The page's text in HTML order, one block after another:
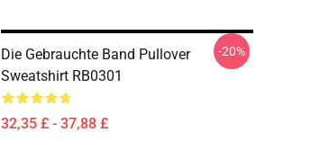
Die Gebrauchte Band Pullover
Sweatshirt RB0301
32,35 £ - 37,88 £
-20%